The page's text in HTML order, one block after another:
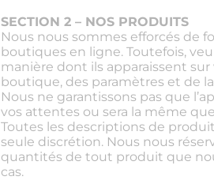
SECTION 2 – NOS PRODUITS
Nous nous sommes efforcés de
boutiques en ligne. Toutefois,
manière dont ils apparaissent
boutique, des paramètres et de
Nous ne garantissons pas que
vos attentes ou sera la même
Toutes les descriptions de
seule discrétion. Nous nous
quantités de tout produit que
cas.